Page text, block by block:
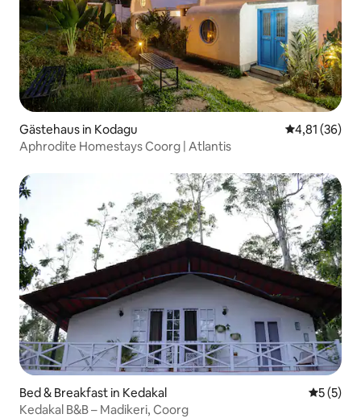
Gästehaus in Kodagu
4,81 (36)
Aphrodite Homestays Coorg | Atlantis
Bed & Breakfast in Kedakal
5 (5)
Kedakal B&B – Madikeri, Coorg